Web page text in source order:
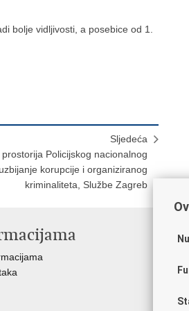
bolje vidljivosti, a posebice od 1.
Sljedeća
Policijskog nacionalnog
korupcije i organiziranog
kriminaliteta, Službe Zagreb